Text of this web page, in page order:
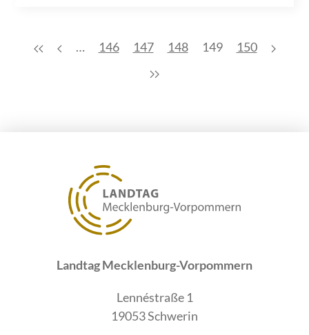
… 146 147 148 149 150
Landtag Mecklenburg-Vorpommern
Lennéstraße 1
19053 Schwerin